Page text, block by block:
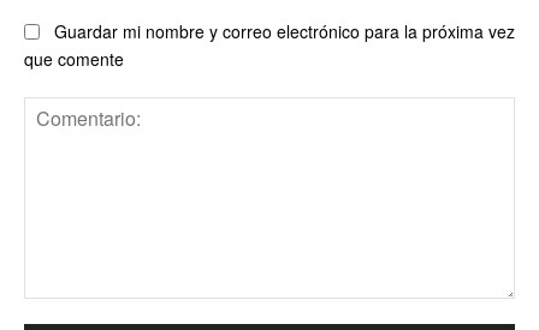
Guardar mi nombre y correo electrónico para la próxima vez
que comente